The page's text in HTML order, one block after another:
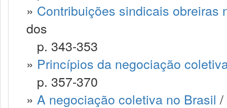
» Contribuições sindicais obreiras
dos
p. 343-353
» Princípios da negociação
p. 357-370
» A negociação coletiva no Brasil /